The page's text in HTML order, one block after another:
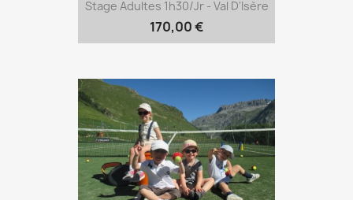
Stage Adultes 1h30/jr - Val D'Isère
170,00 €